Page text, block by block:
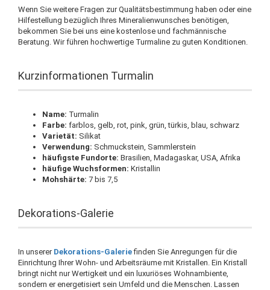
Wenn Sie weitere Fragen zur Qualitätsbestimmung haben oder eine
Hilfestellung bezüglich Ihres Mineralienwunsches benötigen,
bekommen Sie bei uns eine kostenlose und fachmännische
Beratung. Wir führen hochwertige Turmaline zu guten Konditionen.
Kurzinformationen Turmalin
Name: Turmalin
Farbe: farblos, gelb, rot, pink, grün, türkis, blau, schwarz
Varietät: Silikat
Verwendung: Schmuckstein, Sammlerstein
häufigste Fundorte: Brasilien, Madagaskar, USA, Afrika
häufige Wuchsformen: Kristallin
Mohshärte: 7 bis 7,5
Dekorations-Galerie
In unserer Dekorations-Galeriefinden Sie Anregungen für die
Einrichtung Ihrer Wohn- und Arbeitsräume mit Kristallen. Ein Kristall
bringt nicht nur Wertigkeit und ein luxuriöses Wohnambiente,
sondern er energetisiert sein Umfeld und die Menschen. Lassen